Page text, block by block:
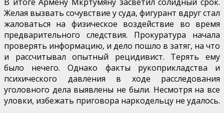
Желая вызвать сочувствие у суда, фигурант вдруг стал
жаловаться на физическое воздействие во время
предварительного следствия. Прокуратура начала
проверять информацию, и дело пошло в затяг, на что
и рассчитывал опытный рецидивист. Терять ему
было нечего. Однако факты рукоприкладства и
психического давления в ходе расследования
уголовного дела выявлены не были. Несмотря на все
уловки, избежать приговора наркодельцу не удалось.